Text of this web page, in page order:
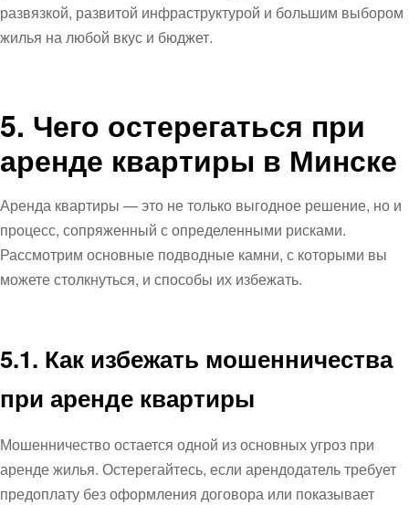
развязкой, развитой инфраструктурой и большим выбором
жилья на любой вкус и бюджет.
5. Чего остерегаться при
аренде квартиры в Минске
Аренда квартиры — это не только выгодное решение, но и
процесс, сопряженный с определенными рисками.
Рассмотрим основные подводные камни, с которыми вы
можете столкнуться, и способы их избежать.
5.1. Как избежать мошенничества
при аренде квартиры
Мошенничество остается одной из основных угроз при
аренде жилья. Остерегайтесь, если арендодатель требует
предоплату без оформления договора или показывает